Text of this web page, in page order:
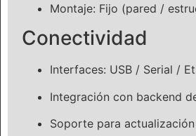
Montaje: Fijo (pared /
Conectividad
Interfaces: USB / Serial /
Integración con backend
Soporte para